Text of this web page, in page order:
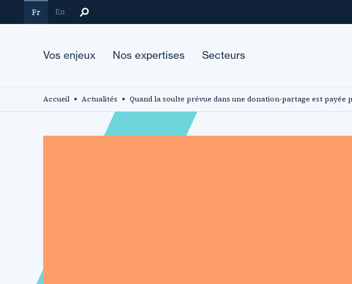
au
Fr En
Vos enjeux Nos expertises Secteurs
Accueil Actualités Quand la soulte prévue dans une donation-partage est payée